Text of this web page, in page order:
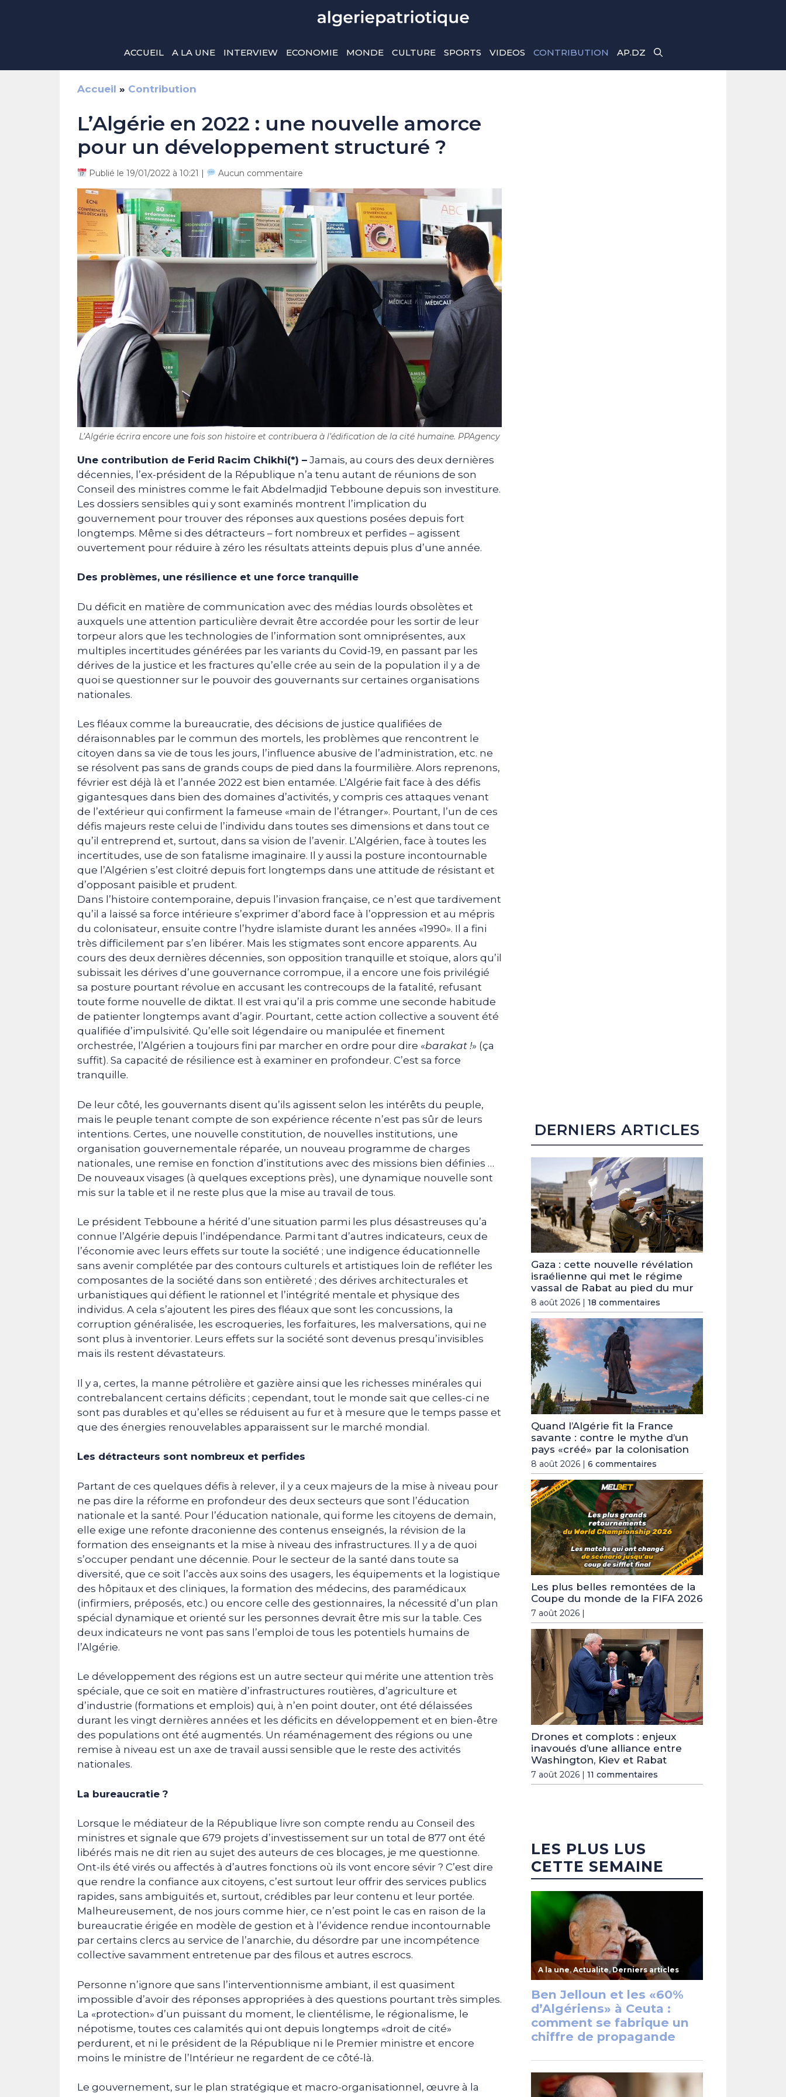
ACCUEIL A LA UNE INTERVIEW ECONOMIE MONDE CULTURE SPORTS VIDEOS CONTRIBUTION AP.DZ
Accueil » Contribution
L’Algérie en 2022 : une nouvelle amorce
pour un développement structuré ?
Publié le 19/01/2022 à 10:21 | Aucun commentaire
L’Algérie écrira encore une fois son histoire et contribuera à l’édification de la cité humaine. PPAgency
Une contribution de Ferid Racim Chikhi(*) – Jamais, au cours des deux dernières
décennies, l’ex-président de la République n’a tenu autant de réunions de son
Conseil des ministres comme le fait Abdelmadjid Tebboune depuis son investiture.
Les dossiers sensibles qui y sont examinés montrent l’implication du
gouvernement pour trouver des réponses aux questions posées depuis fort
longtemps. Même si des détracteurs – fort nombreux et perfides – agissent
ouvertement pour réduire à zéro les résultats atteints depuis plus d’une année.
Des problèmes, une résilience et une force tranquille
Du déficit en matière de communication avec des médias lourds obsolètes et
auxquels une attention particulière devrait être accordée pour les sortir de leur
torpeur alors que les technologies de l’information sont omniprésentes, aux
multiples incertitudes générées par les variants du Covid-19, en passant par les
dérives de la justice et les fractures qu’elle crée au sein de la population il y a de
quoi se questionner sur le pouvoir des gouvernants sur certaines organisations
nationales.
Les fléaux comme la bureaucratie, des décisions de justice qualifiées de
déraisonnables par le commun des mortels, les problèmes que rencontrent le
citoyen dans sa vie de tous les jours, l’influence abusive de l’administration, etc. ne
se résolvent pas sans de grands coups de pied dans la fourmilière. Alors reprenons,
février est déjà là et l’année 2022 est bien entamée. L’Algérie fait face à des défis
gigantesques dans bien des domaines d’activités, y compris ces attaques venant
de l’extérieur qui confirment la fameuse «main de l’étranger». Pourtant, l’un de ces
défis majeurs reste celui de l’individu dans toutes ses dimensions et dans tout ce
qu’il entreprend et, surtout, dans sa vision de l’avenir. L’Algérien, face à toutes les
incertitudes, use de son fatalisme imaginaire. Il y aussi la posture incontournable
que l’Algérien s’est cloitré depuis fort longtemps dans une attitude de résistant et
d’opposant paisible et prudent.
Dans l’histoire contemporaine, depuis l’invasion française, ce n’est que tardivement
qu’il a laissé sa force intérieure s’exprimer d’abord face à l’oppression et au mépris
du colonisateur, ensuite contre l’hydre islamiste durant les années «1990». Il a fini
très difficilement par s’en libérer. Mais les stigmates sont encore apparents. Au
cours des deux dernières décennies, son opposition tranquille et stoïque, alors qu’il
subissait les dérives d’une gouvernance corrompue, il a encore une fois privilégié
sa posture pourtant révolue en accusant les contrecoups de la fatalité, refusant
toute forme nouvelle de diktat. Il est vrai qu’il a pris comme une seconde habitude
de patienter longtemps avant d’agir. Pourtant, cette action collective a souvent été
qualifiée d’impulsivité. Qu’elle soit légendaire ou manipulée et finement
orchestrée, l’Algérien a toujours fini par marcher en ordre pour dire «barakat !» (ça
suffit). Sa capacité de résilience est à examiner en profondeur. C’est sa force
tranquille.
De leur côté, les gouvernants disent qu’ils agissent selon les intérêts du peuple,
mais le peuple tenant compte de son expérience récente n’est pas sûr de leurs
intentions. Certes, une nouvelle constitution, de nouvelles institutions, une
organisation gouvernementale réparée, un nouveau programme de charges
nationales, une remise en fonction d’institutions avec des missions bien définies …
De nouveaux visages (à quelques exceptions près), une dynamique nouvelle sont
mis sur la table et il ne reste plus que la mise au travail de tous.
Le président Tebboune a hérité d’une situation parmi les plus désastreuses qu’a
connue l’Algérie depuis l’indépendance. Parmi tant d’autres indicateurs, ceux de
l’économie avec leurs effets sur toute la société ; une indigence éducationnelle
sans avenir complétée par des contours culturels et artistiques loin de refléter les
composantes de la société dans son entièreté ; des dérives architecturales et
urbanistiques qui défient le rationnel et l’intégrité mentale et physique des
individus. A cela s’ajoutent les pires des fléaux que sont les concussions, la
corruption généralisée, les escroqueries, les forfaitures, les malversations, qui ne
sont plus à inventorier. Leurs effets sur la société sont devenus presqu’invisibles
mais ils restent dévastateurs.
Il y a, certes, la manne pétrolière et gazière ainsi que les richesses minérales qui
contrebalancent certains déficits ; cependant, tout le monde sait que celles-ci ne
sont pas durables et qu’elles se réduisent au fur et à mesure que le temps passe et
que des énergies renouvelables apparaissent sur le marché mondial.
Les détracteurs sont nombreux et perfides
Partant de ces quelques défis à relever, il y a ceux majeurs de la mise à niveau pour
ne pas dire la réforme en profondeur des deux secteurs que sont l’éducation
nationale et la santé. Pour l’éducation nationale, qui forme les citoyens de demain,
elle exige une refonte draconienne des contenus enseignés, la révision de la
formation des enseignants et la mise à niveau des infrastructures. Il y a de quoi
s’occuper pendant une décennie. Pour le secteur de la santé dans toute sa
diversité, que ce soit l’accès aux soins des usagers, les équipements et la logistique
des hôpitaux et des cliniques, la formation des médecins, des paramédicaux
(infirmiers, préposés, etc.) ou encore celle des gestionnaires, la nécessité d’un plan
spécial dynamique et orienté sur les personnes devrait être mis sur la table. Ces
deux indicateurs ne vont pas sans l’emploi de tous les potentiels humains de
l’Algérie.
Le développement des régions est un autre secteur qui mérite une attention très
spéciale, que ce soit en matière d’infrastructures routières, d’agriculture et
d’industrie (formations et emplois) qui, à n’en point douter, ont été délaissées
durant les vingt dernières années et les déficits en développement et en bien-être
des populations ont été augmentés. Un réaménagement des régions ou une
remise à niveau est un axe de travail aussi sensible que le reste des activités
nationales.
La bureaucratie ?
Lorsque le médiateur de la République livre son compte rendu au Conseil des
ministres et signale que 679 projets d’investissement sur un total de 877 ont été
libérés mais ne dit rien au sujet des auteurs de ces blocages, je me questionne.
Ont-ils été virés ou affectés à d’autres fonctions où ils vont encore sévir ? C’est dire
que rendre la confiance aux citoyens, c’est surtout leur offrir des services publics
rapides, sans ambiguïtés et, surtout, crédibles par leur contenu et leur portée.
Malheureusement, de nos jours comme hier, ce n’est point le cas en raison de la
bureaucratie érigée en modèle de gestion et à l’évidence rendue incontournable
par certains clercs au service de l’anarchie, du désordre par une incompétence
collective savamment entretenue par des filous et autres escrocs.
Personne n’ignore que sans l’interventionnisme ambiant, il est quasiment
impossible d’avoir des réponses appropriées à des questions pourtant très simples.
La «protection» d’un puissant du moment, le clientélisme, le régionalisme, le
népotisme, toutes ces calamités qui ont depuis longtemps «droit de cité»
perdurent, et ni le président de la République ni le Premier ministre et encore
moins le ministre de l’Intérieur ne regardent de ce côté-là.
Le gouvernement, sur le plan stratégique et macro-organisationnel, œuvre à la
DERNIERS ARTICLES
Gaza : cette nouvelle révélation
israélienne qui met le régime
vassal de Rabat au pied du mur
8 août 2026 | 18 commentaires
Quand l’Algérie fit la France
savante : contre le mythe d’un
pays «créé» par la colonisation
8 août 2026 | 6 commentaires
Les plus belles remontées de la
Coupe du monde de la FIFA 2026
7 août 2026 |
Drones et complots : enjeux
inavoués d’une alliance entre
Washington, Kiev et Rabat
7 août 2026 | 11 commentaires
LES PLUS LUS
CETTE SEMAINE